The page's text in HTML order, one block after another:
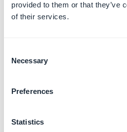
provided to them or that they’ve
of their services.
Selection
Necessary
Preferences
Statistics
Apple:https://
Google:
2. Diseñe los
de servicio y
secciones
de privacidad